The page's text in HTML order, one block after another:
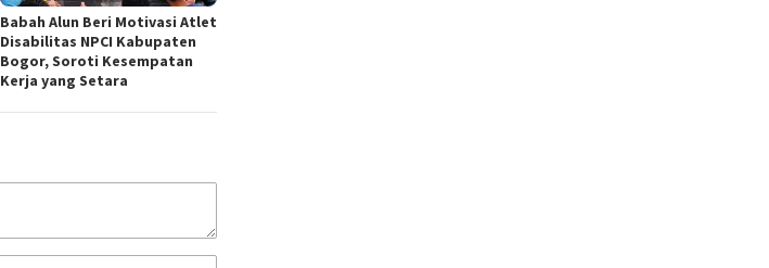
Babah Alun Beri Motivasi Atlet
Disabilitas NPCI Kabupaten
Bogor, Soroti Kesempatan
Kerja yang Setara